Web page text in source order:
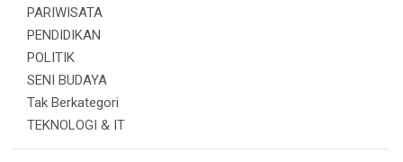
PARIWISATA
PENDIDIKAN
POLITIK
SENI BUDAYA
Tak Berkategori
TEKNOLOGI & IT